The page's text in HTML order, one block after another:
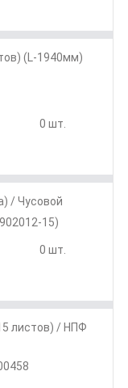
(L-1940мм)
0 шт.
/ Чусовой
15)
0 шт.
листов) / НПФ